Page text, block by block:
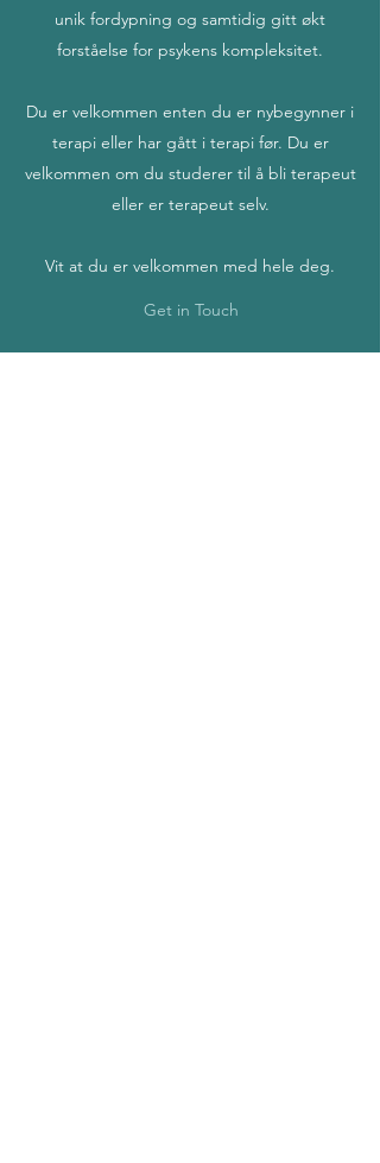
unik fordypning og samtidig gitt økt
forståelse for psykens kompleksitet.
Du er velkommen enten du er nybegynner i
terapi eller har gått i terapi før. Du er
velkommen om du studerer til å bli terapeut
eller er terapeut selv.
Vit at du er velkommen med hele deg.
Get in Touch